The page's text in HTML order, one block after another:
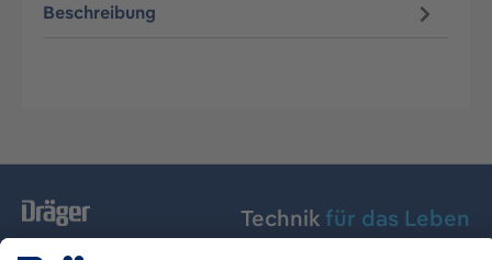
Beschreibung
Technik für das Leben